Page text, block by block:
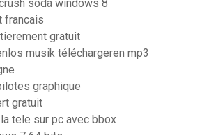
soda windows 8
francais
gratuit
musik téléchargeren mp3
graphique
gratuit
tele sur pc avec bbox